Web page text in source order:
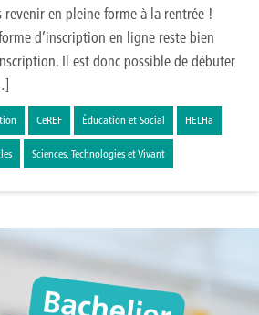
en pleine forme à la rentrée !
d’inscription en ligne reste bien
Il est donc possible de débuter
CeREF Éducation et Social HELHa
Sciences, Technologies et Vivant